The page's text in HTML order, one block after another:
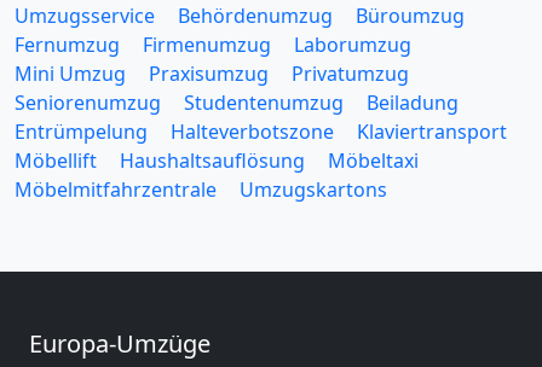
Umzugsservice Behördenumzug
Büroumzug
Fernumzug
Firmenumzug
Laborumzug
Mini Umzug
Praxisumzug
Privatumzug
Seniorenumzug
Studentenumzug
Beiladung
Entrümpelung
Halteverbotszone
Klaviertransport
Möbellift
Haushaltsauflösung
Möbeltaxi
Möbelmitfahrzentrale
Umzugskartons
Europa-Umzüge